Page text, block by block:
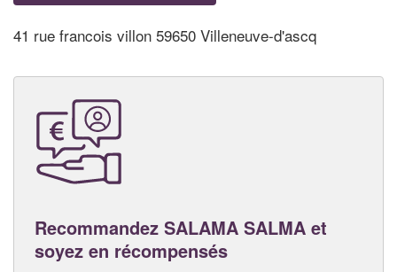
41 rue francois villon 59650 Villeneuve-d'ascq
Recommandez SALAMA SALMA et
soyez en récompensés